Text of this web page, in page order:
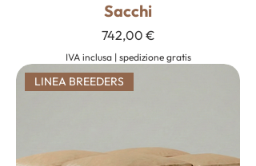
Sacchi
Prezzo
742,00 €
IVA inclusa| spedizione gratis
LINEA BREEDERS